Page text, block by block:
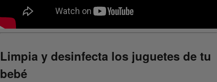
Limpia y desinfecta los juguetes de tu
bebé